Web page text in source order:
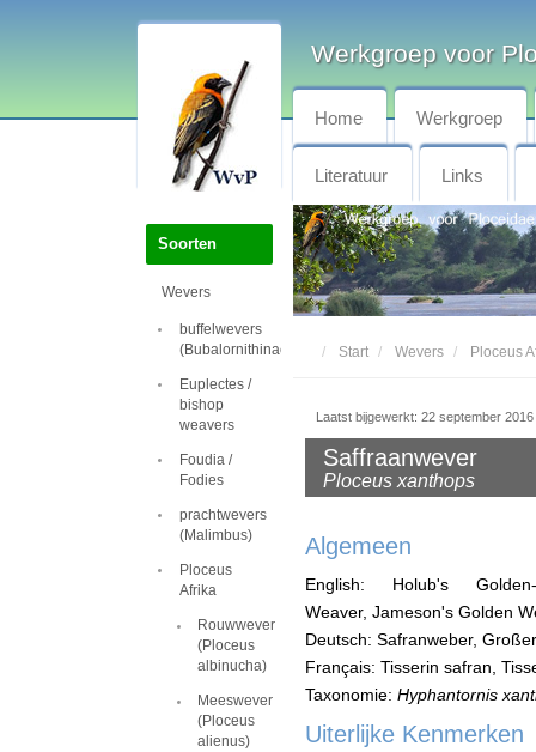
Soorten
Wevers
buffelwevers
(Bubalornithinae)
Euplectes /
bishop
weavers
Foudia /
Fodies
prachtwevers
(Malimbus)
Ploceus
Afrika
Rouwwever
(Ploceus
albinucha)
Meeswever
(Ploceus
alienus)
Werkgroep voor
Home Werkgroep
Literatuur Links
Start Wevers Ploceus
Laatst bijgewerkt: 22 september 2016
Saffraanwever
Ploceus xanthops
Algemeen
English: Holub's
Weaver, Jameson's Golden
Deutsch: Safranweber,
Français: Tisserin safran,
Taxonomie: Hyphantornis
Uiterlijke Kenmerken